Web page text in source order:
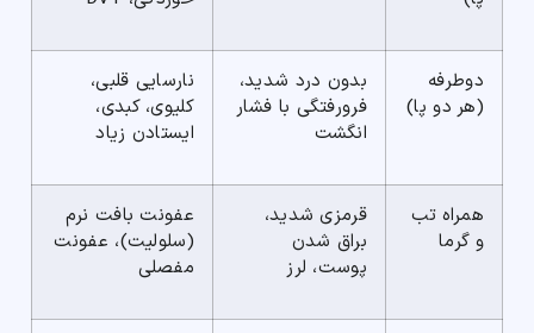
دوطرفه
(هر دو پا)
بدون درد شدید،
فرورفتگی با فشار
انگشت
نارسایی قلبی،
کلیوی، کبدی،
ایستادن زیاد
همراه تب
و گرما
قرمزی شدید،
براق شدن
پوست، لرز
عفونت بافت نرم
(سلولیت)، عفونت
مفصلی